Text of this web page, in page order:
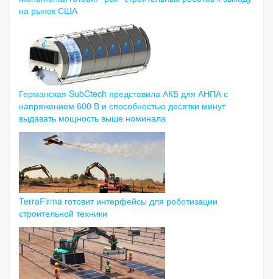
на рынок США
Германская SubCtech представила АКБ для АНПА с
напряжением 600 В и способностью десятки минут
выдавать мощность выше номинала
TerraFirma готовит интерфейсы для роботизации
строительной техники